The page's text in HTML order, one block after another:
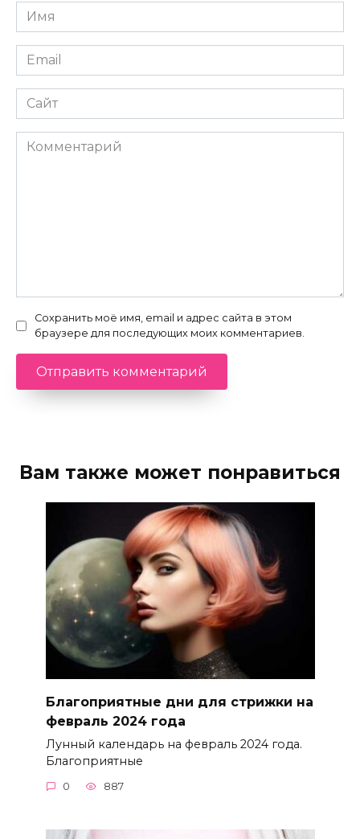
Имя
*
Email
*
Сайт
Комментарий
Сохранить моё имя, email и адрес сайта в этом
браузере для последующих моих комментариев.
Вам также может понравиться
Благоприятные дни для стрижки на
февраль 2024 года
Лунный календарь на февраль 2024 года.
Благоприятные
0 887